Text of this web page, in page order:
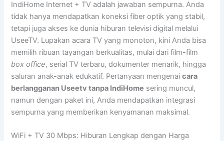
IndiHome Internet + TV adalah jawaban sempurna. Anda
tidak hanya mendapatkan koneksi fiber optik yang stabil,
tetapi juga akses ke dunia hiburan televisi digital melalui
UseeTV. Lupakan acara TV yang monoton, kini Anda bisa
memilih ribuan tayangan berkualitas, mulai dari film-film
box office, serial TV terbaru, dokumenter menarik, hingga
saluran anak-anak edukatif. Pertanyaan mengenaicara
berlangganan Useetv tanpa IndiHome sering muncul,
namun dengan paket ini, Anda mendapatkan integrasi
sempurna yang memberikan kenyamanan maksimal.
WiFi + TV 30 Mbps: Hiburan Lengkap dengan Harga